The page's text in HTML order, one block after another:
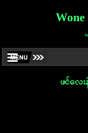
ဖင်လေ